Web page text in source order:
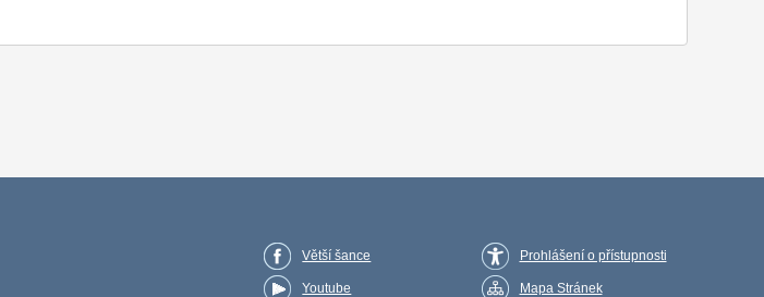
Větší šance
Youtube
Prohlášení o přístupnosti
Mapa Stránek